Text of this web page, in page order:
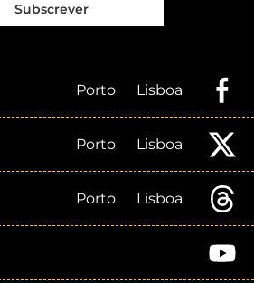
Subscrever
Porto Lisboa
Porto Lisboa
Porto Lisboa